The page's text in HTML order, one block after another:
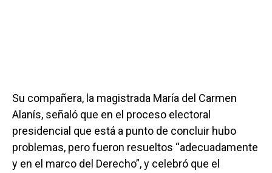
Su compañera, la magistrada María del Carmen
Alanís, señaló que en el proceso electoral
presidencial que está a punto de concluir hubo
problemas, pero fueron resueltos “adecuadamente
y en el marco del Derecho”, y celebró que el